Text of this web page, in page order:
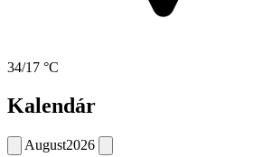
34/17 °C
Kalendár
August2026